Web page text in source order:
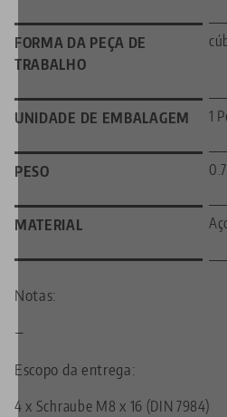
FORMA DA PEÇA DE
TRABALHO
UNIDADE DE EMBALAGEM 1
PESO
MATERIAL
Notas:
—
Escopo da entrega:
4 x Schraube M8 x 16 (DIN 7984)